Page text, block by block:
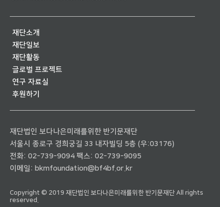
재단소개
재단일보
재단활동
글로벌 프로젝트
연구 자료실
후원하기
재단법인 보다나은미래를위한 반기문재단
서울시 종로구 경희궁길 33 내자빌딩 5층 (우:03176)
전화: 02-739-9094 팩스: 02-739-9095
이메일: bkmfoundation@bf4bf.or.kr
Copyright © 2019 재단법인 보다나은미래를위한 반기문재단 All rights
reserved.